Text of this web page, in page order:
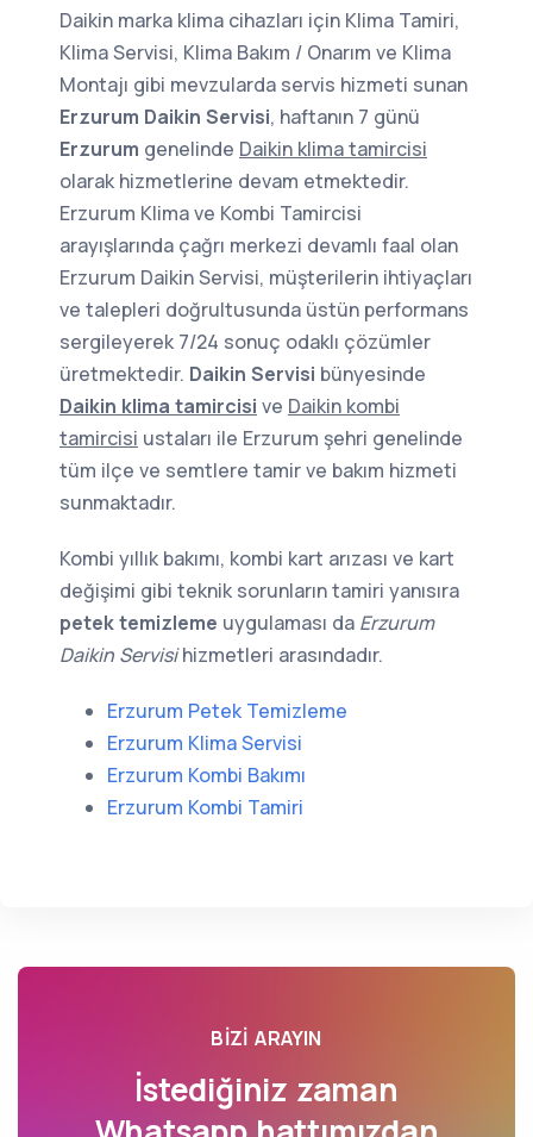
Daikin marka klima cihazları için Klima Tamiri,
Klima Servisi, Klima Bakım / Onarım ve Klima
Montajı gibi mevzularda servis hizmeti sunan
Erzurum Daikin Servisi, haftanın 7 günü
Erzurum genelinde Daikin klima tamircisi
olarak hizmetlerine devam etmektedir.
Erzurum Klima ve Kombi Tamircisi
arayışlarında çağrı merkezi devamlı faal olan
Erzurum Daikin Servisi, müşterilerin ihtiyaçları
ve talepleri doğrultusunda üstün performans
sergileyerek 7/24 sonuç odaklı çözümler
üretmektedir. Daikin Servisi bünyesinde
Daikin klima tamircisi ve Daikin kombi
tamircisi ustaları ile Erzurum şehri genelinde
tüm ilçe ve semtlere tamir ve bakım hizmeti
sunmaktadır.
Kombi yıllık bakımı, kombi kart arızası ve kart
değişimi gibi teknik sorunların tamiri yanısıra
petek temizleme uygulaması da Erzurum
Daikin Servisihizmetleri arasındadır.
Erzurum Petek Temizleme
Erzurum Klima Servisi
Erzurum Kombi Bakımı
Erzurum Kombi Tamiri
BIZI ARAYIN
İstediğiniz zaman